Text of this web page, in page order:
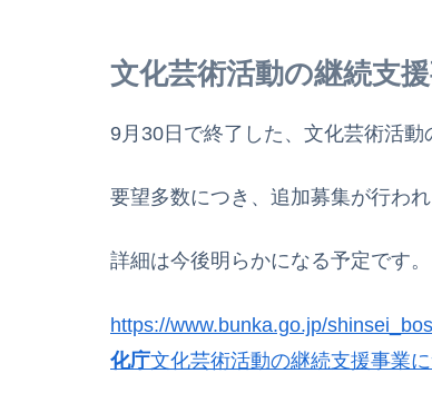
文化芸術活動の継続支
9月30日で終了した、文化芸術活動
要望多数につき、追加募集が行われ
詳細は今後明らかになる予定です。
https://www.bunka.go.jp/
化庁文化芸術活動の継続支援事業